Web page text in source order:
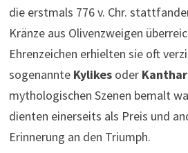
die erstmals 776 v. Chr.
Kränze aus Olivenzweigen
Ehrenzeichen erhielten sie oft
sogenannte Kylikesoder
mythologischen Szenen bemalt
dienten einerseits als Preis und
Erinnerung an den Triumph.